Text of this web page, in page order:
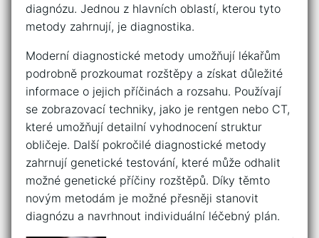
diagnózu. Jednou‍ z hlavních oblastí, kterou tyto
metody zahrnují, je​ diagnostika.
Moderní ​diagnostické metody umožňují lékařům
podrobně prozkoumat rozštěpy a ‌získat důležité
informace o⁤ jejich příčinách a rozsahu. Používají
se zobrazovací techniky,⁣ jako je ⁢rentgen nebo CT,
které​ umožňují detailní vyhodnocení struktur
obličeje. ‌Další pokročilé diagnostické metody​
zahrnují ⁢genetické testování,⁤ které může odhalit
možné genetické‍ příčiny rozštěpů. Díky ‌těmto⁤
novým​ metodám ​je možné​ přesněji ⁣stanovit
diagnózu​ a ⁤navrhnout individuální léčebný ⁢plán.